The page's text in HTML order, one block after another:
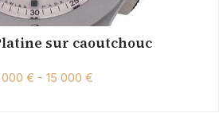
sur caoutchouc
000 € - 15 000 €